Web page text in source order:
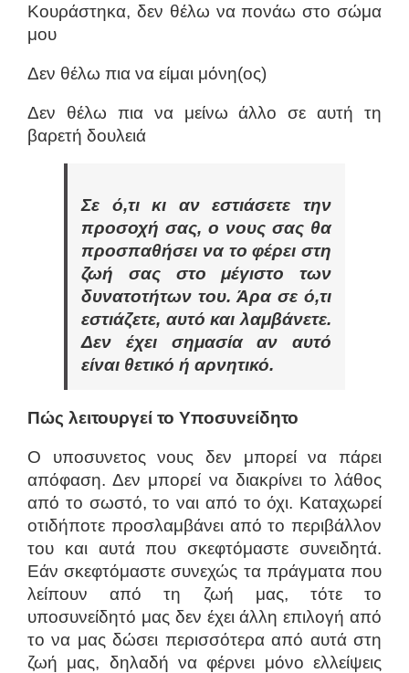
Κουράστηκα, δεν θέλω να πονάω στο σώμα
μου
Δεν θέλω πια να είμαι μόνη(ος)
Δεν θέλω πια να μείνω άλλο σε αυτή τη
βαρετή δουλειά
Σε ό,τι κι αν εστιάσετε την
προσοχή σας, ο νους σας θα
προσπαθήσει να το φέρει στη
ζωή σας στο μέγιστο των
δυνατοτήτων του. Άρα σε ό,τι
εστιάζετε, αυτό και λαμβάνετε.
Δεν έχει σημασία αν αυτό
είναι θετικό ή αρνητικό.
Πώς λειτουργεί το Υποσυνείδητο
Ο υποσυνετος νους δεν μπορεί να πάρει
απόφαση. Δεν μπορεί να διακρίνει το λάθος
από το σωστό, το ναι από το όχι. Καταχωρεί
οτιδήποτε προσλαμβάνει από το περιβάλλον
του και αυτά που σκεφτόμαστε συνειδητά.
Εάν σκεφτόμαστε συνεχώς τα πράγματα που
λείπουν από τη ζωή μας, τότε το
υποσυνείδητό μας δεν έχει άλλη επιλογή από
το να μας δώσει περισσότερα από αυτά στη
ζωή μας, δηλαδή να φέρνει μόνο ελλείψεις